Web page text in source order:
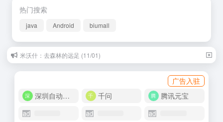
热门搜索
java Android biumall
米沃什：去森林的远足 (11/01)
广告入驻
深圳自动化商城
千问 腾讯元宝